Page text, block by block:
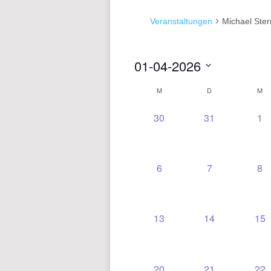
Veranstaltungen Michael
01-04-2026
wählen.
KALENDER
VON
M D M
0
30
0
31
0
1
0
6
0
7
0
8
0
13
0
14
0
15
0
0
0